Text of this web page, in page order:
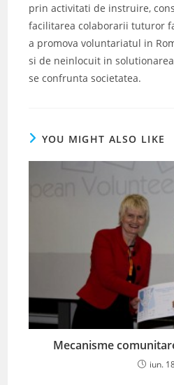
prin activitati de instruire,
facilitarea colaborarii tuturor
a promova voluntariatul in
si de neinlocuit in
se confrunta societatea.
YOU MIGHT ALSO LIKE
Mecanisme
iun.